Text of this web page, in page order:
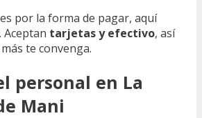
por la forma de pagar, aquí
Aceptan tarjetas y efectivo, así
te convenga.
personal en La
Mani